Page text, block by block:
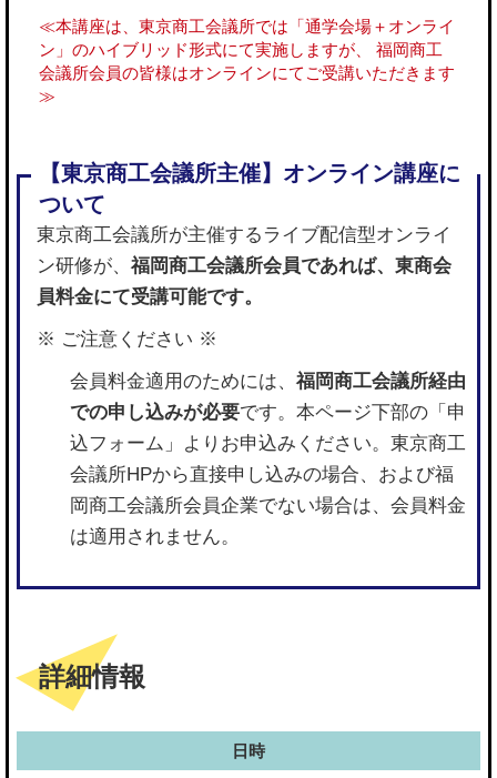
≪本講座は、東京商工会議所では「通学会場＋オンライ
ン」のハイブリッド形式にて実施しますが、 福岡商工
会議所会員の皆様はオンラインにてご受講いただきます
≫
東京商工会議所が主催するライブ配信型オンライ
ン研修が、 福岡商工会議所会員であれば、東商会
員料金にて受講可能です。
※ ご注意ください ※
会員料金適用のためには、 福岡商工会議所経由
での申し込みが必要です。本ページ下部の「申
込フォーム」よりお申込みください。東京商工
会議所HPから直接申し込みの場合、および福
岡商工会議所会員企業でない場合は、会員料金
は適用されません。
詳細情報
日時